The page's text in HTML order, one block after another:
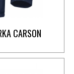
CARSON